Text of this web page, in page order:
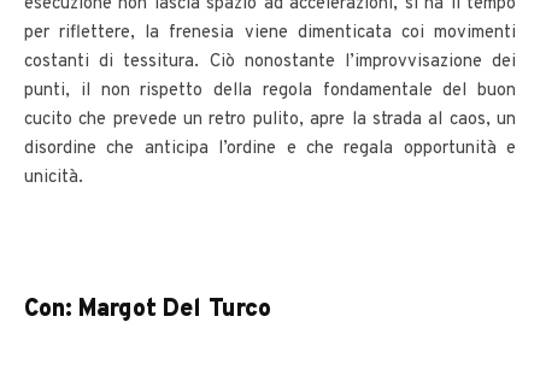
per riflettere, la frenesia viene dimenticata coi movimenti
costanti di tessitura. Ciò nonostante l’improvvisazione dei
punti, il non rispetto della regola fondamentale del buon
cucito che prevede un retro pulito, apre la strada al caos, un
disordine che anticipa l’ordine e che regala opportunità e
unicità.
Con: Margot Del Turco